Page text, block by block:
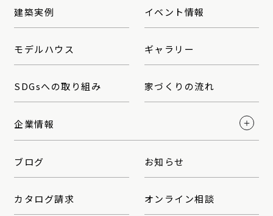
建築実例 イベント情報
モデルハウス ギャラリー
SDGsへの取り組み 家づくりの流れ
企業情報
ブログ お知らせ
カタログ請求 オンライン相談